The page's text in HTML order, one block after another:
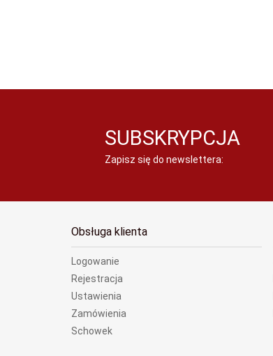
SUBSKRYPCJA
Zapisz się do newslettera:
Obsługa klienta
Logowanie
Rejestracja
Ustawienia
Zamówienia
Schowek